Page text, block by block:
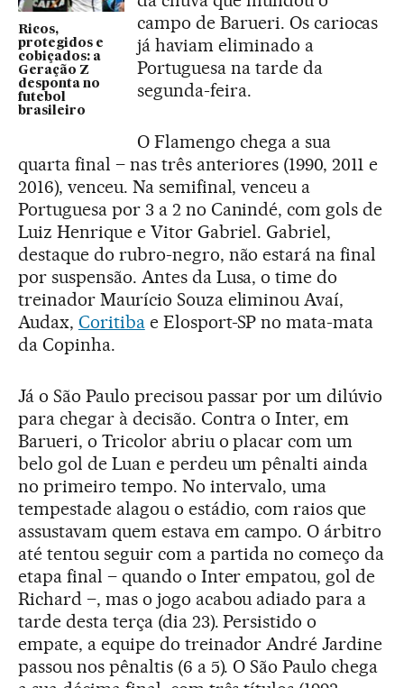
Ricos,
protegidos e
cobiçados: a
Geração Z
desponta no
futebol
brasileiro
campo de Barueri. Os cariocas
já haviam eliminado a
Portuguesa na tarde da
segunda-feira.
O Flamengo chega a sua
quarta final – nas três anteriores (1990, 2011 e
2016), venceu. Na semifinal, venceu a
Portuguesa por 3 a 2 no Canindé, com gols de
Luiz Henrique e Vitor Gabriel. Gabriel,
destaque do rubro-negro, não estará na final
por suspensão. Antes da Lusa, o time do
treinador Maurício Souza eliminou Avaí,
Audax, Coritibae Elosport-SP no mata-mata
da Copinha.
Já o São Paulo precisou passar por um dilúvio
para chegar à decisão. Contra o Inter, em
Barueri, o Tricolor abriu o placar com um
belo gol de Luan e perdeu um pênalti ainda
no primeiro tempo. No intervalo, uma
tempestade alagou o estádio, com raios que
assustavam quem estava em campo. O árbitro
até tentou seguir com a partida no começo da
etapa final – quando o Inter empatou, gol de
Richard –, mas o jogo acabou adiado para a
tarde desta terça (dia 23). Persistido o
empate, a equipe do treinador André Jardine
passou nos pênaltis (6 a 5). O São Paulo chega